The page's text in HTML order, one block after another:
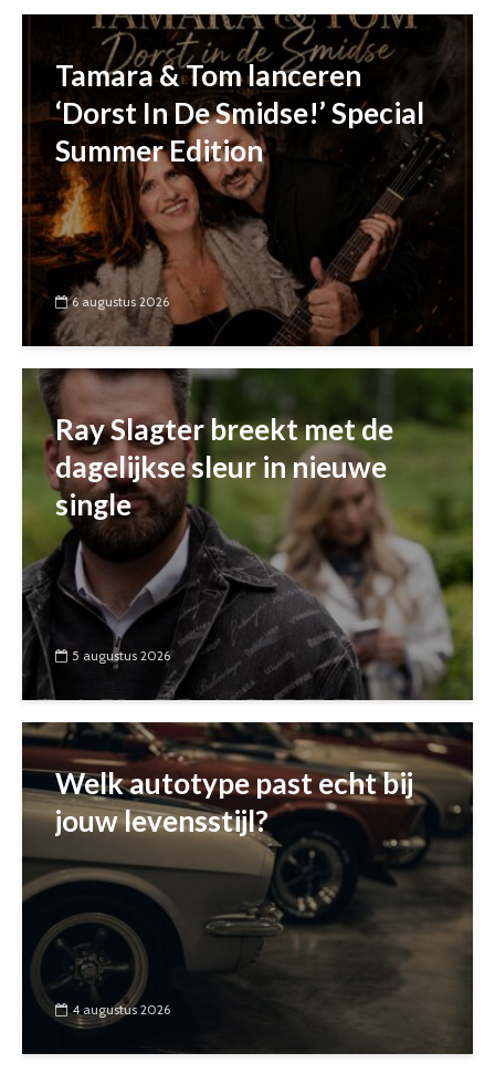
Tamara & Tom lanceren
‘Dorst In De Smidse!’ Special
Summer Edition
6 augustus 2026
Ray Slagter breekt met de
dagelijkse sleur in nieuwe
single
5 augustus 2026
Welk autotype past echt bij
jouw levensstijl?
4 augustus 2026